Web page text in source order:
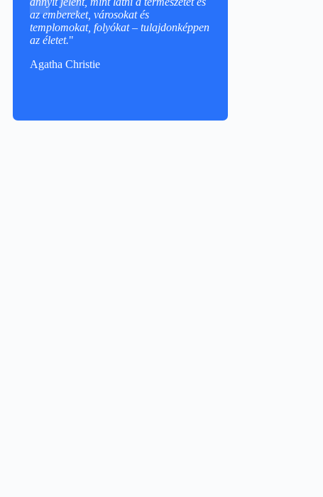
az embereket, városokat és
templomokat, folyókat – tulajdonképpen
az életet."
Agatha Christie